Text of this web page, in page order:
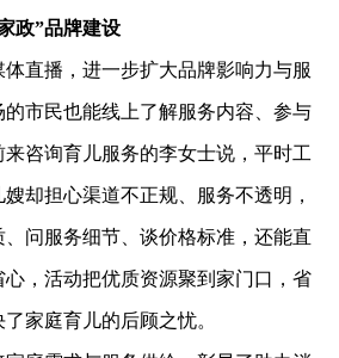
政”品牌建设
播，进一步扩大品牌影响力与服
市民也能线上了解服务内容、参与
咨询育儿服务的李女士说，平时工
却担心渠道不正规、服务不透明，
问服务细节、谈价格标准，还能直
，活动把优质资源聚到家门口，省
家庭育儿的后顾之忧。